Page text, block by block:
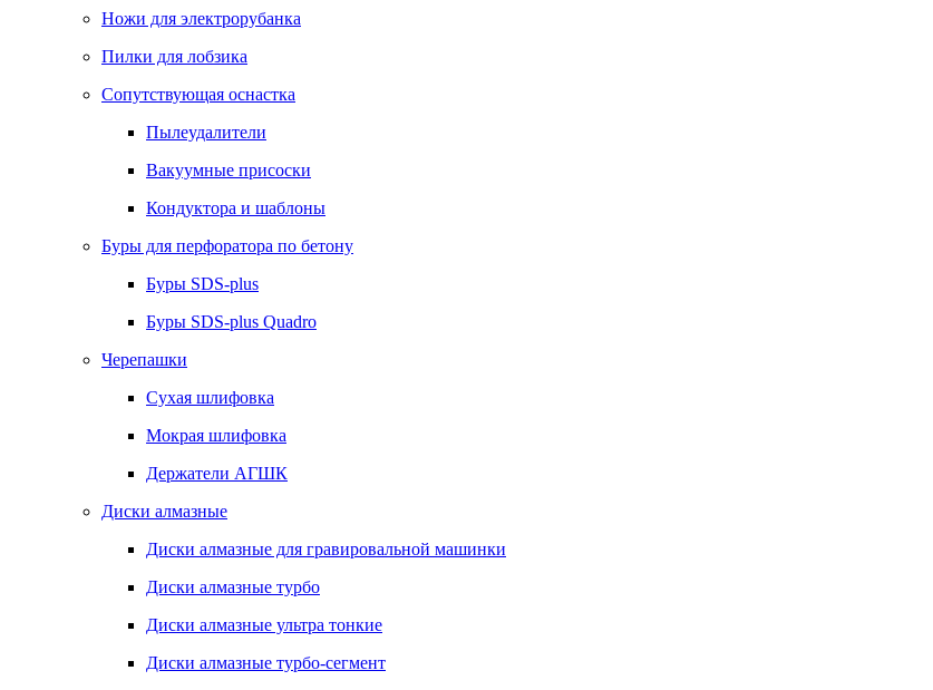
Ножи для электрорубанка
Пилки для лобзика
Сопутствующая оснастка
Пылеудалители
Вакуумные присоски
Кондуктора и шаблоны
Буры для перфоратора по бетону
Буры SDS-plus
Буры SDS-plus Quadro
Черепашки
Сухая шлифовка
Мокрая шлифовка
Держатели АГШК
Диски алмазные
Диски алмазные для гравировальной машинки
Диски алмазные турбо
Диски алмазные ультра тонкие
Диски алмазные турбо-сегмент